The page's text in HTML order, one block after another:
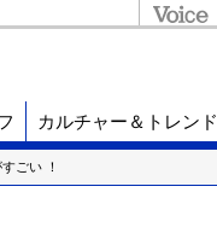
カルチャー＆トレンド
ごい ！